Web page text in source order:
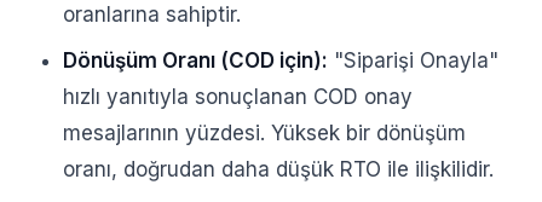
oranlarına sahiptir.
Dönüşüm Oranı (COD için): "Siparişi Onayla"
hızlı yanıtıyla sonuçlanan COD onay
mesajlarının yüzdesi. Yüksek bir dönüşüm
oranı, doğrudan daha düşük RTO ile ilişkilidir.